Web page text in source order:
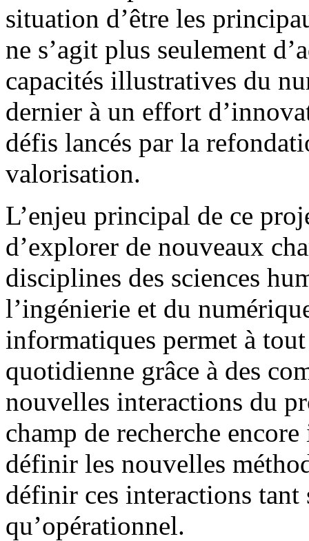
situation d’être les
ne s’agit plus seulement
capacités illustratives du
dernier à un effort
défis lancés par la
valorisation.
L’enjeu principal de ce
d’explorer de nouveaux
disciplines des sciences
l’ingénierie et du
informatiques permet à
quotidienne grâce à des
nouvelles interactions du
champ de recherche
définir les nouvelles
définir ces interactions
qu’opérationnel.